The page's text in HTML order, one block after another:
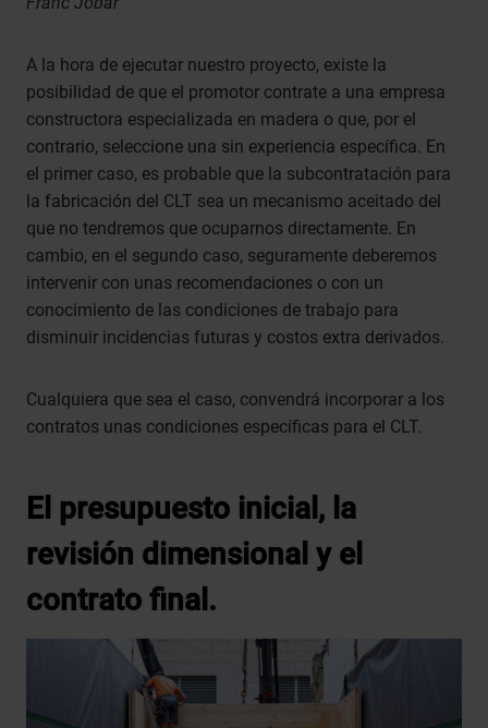
A la hora de ejecutar nuestro proyecto, existe la
posibilidad de que el promotor contrate a una empresa
constructora especializada en madera o que, por el
contrario, seleccione una sin experiencia específica. En
el primer caso, es probable que la subcontratación para
la fabricación del CLT sea un mecanismo aceitado del
que no tendremos que ocuparnos directamente. En
cambio, en el segundo caso, seguramente deberemos
intervenir con unas recomendaciones o con un
conocimiento de las condiciones de trabajo para
disminuir incidencias futuras y costos extra derivados.
Cualquiera que sea el caso, convendrá incorporar a los
contratos unas condiciones específicas para el CLT.
El presupuesto inicial, la
revisión dimensional y el
contrato final.